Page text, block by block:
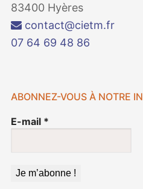
83400 Hyères
contact@cietm.fr
07 64 69 48 86
ABONNEZ-VOUS À NOTRE
E-mail *